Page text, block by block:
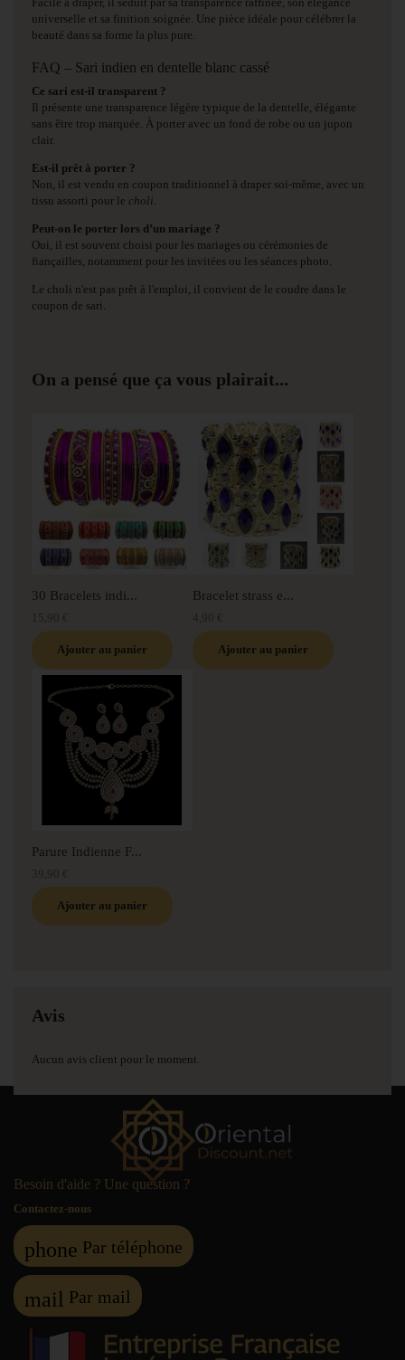
universelle et sa finition soignée. Une pièce idéale pour célébrer la
beauté dans sa forme la plus pure.
FAQ – Sari indien en dentelle blanc cassé
Ce sari est-il transparent ?
Il présente une transparence légère typique de la dentelle, élégante
sans être trop marquée. À porter avec un fond de robe ou un jupon
clair.
Est-il prêt à porter ?
Non, il est vendu en coupon traditionnel à draper soi-même, avec un
tissu assorti pour le choli
Peut-on le porter lors d’un mariage ?
Oui, il est souvent choisi pour les mariages ou cérémonies de
fiançailles, notamment pour les invitées ou les séances photo.
Le choli n'est pas prêt à l'emploi, il convient de le coudre dans le
coupon de sari.
On a pensé que ça vous plairait...
30 Bracelets indi...
15,90 €
Ajouter au panier
Bracelet strass e...
4,90 €
Ajouter au panier
Parure Indienne F...
39,90 €
Ajouter au panier
Avis
Aucun avis client pour le moment.
Besoin d'aide ? Une question ?
Contactez-nous
phone Par téléphone
mail Par mail